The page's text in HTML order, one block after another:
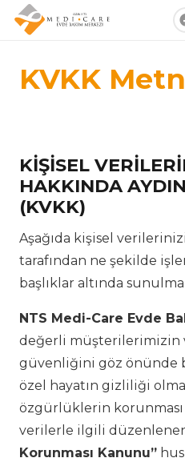
KVKK
KİŞİSEL
HAKKINDA
(KVKK)
Aşağıda kişisel
tarafından ne şekilde
başlıklar altında
NTS Medi-Care Evde
değerli müşterilerimizin
güvenliğini göz önünde
özel hayatın gizliliği
özgürlüklerin korunması
verilerle ilgili
Korunması Kanunu”